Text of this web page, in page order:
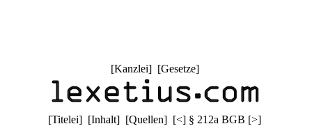
[Kanzlei] [Gesetze]
[Titelei] [Inhalt] [Quellen] [<] § 212a BGB [>]